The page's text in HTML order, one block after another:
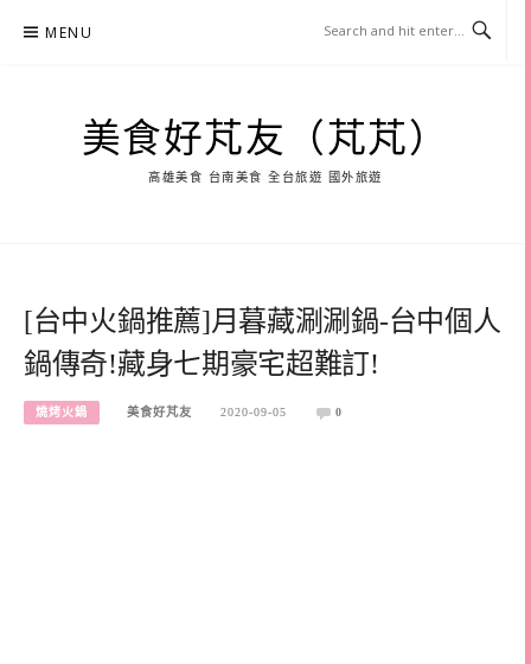
MENU
美食好芃友（芃芃）
高雄美食 台南美食 全台旅遊 國外旅遊
[台中火鍋推薦]月暮藏涮涮鍋-台中個人
鍋傳奇!藏身七期豪宅超難訂!
燒烤火鍋 美食好芃友 2020-09-05 0